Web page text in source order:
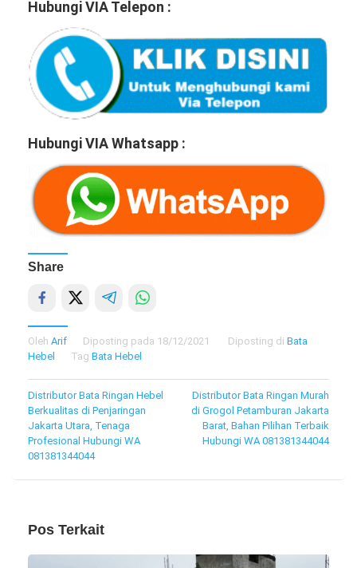
Hubungi VIA Telepon :
Hubungi VIA Whatsapp :
Share
Oleh Arif Diposting pada 18/12/2021 Diposting di Bata
Hebel
Tag Bata Hebel
Navigasi
pos
Distributor Bata Ringan Hebel
Berkualitas di Penjaringan
Jakarta Utara, Tenaga
Profesional Hubungi WA
081381344044
Distributor Bata Ringan Murah
di Grogol Petamburan Jakarta
Barat, Bahan Pilihan Terbaik
Hubungi WA 081381344044
Pos Terkait